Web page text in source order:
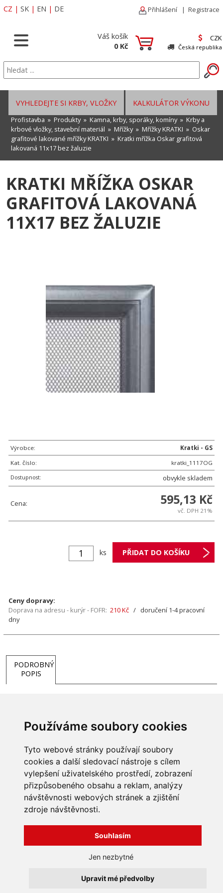
Používáme soubory cookies
Tyto webové stránky používají soubory
cookies a další sledovací nástroje s cílem
vylepšení uživatelského prostředí, zobrazení
přizpůsobeného obsahu a reklam, analýzy
návštěvnosti webových stránek a zjištění
zdroje návštěvnosti.
Souhlasím
Jen nezbytné
Upravit mé předvolby
CZ | SK | EN | DE Přihlášení | Registrace
Váš košík
0 Kč
CZK
Česká republika
KALKULÁTOR VÝKONU
VYHLEDEJTE SI KRBY, VLOŽKY
Profistavba » Produkty» Kamna, krby, sporáky, komíny» Krby a
krbové vložky, stavební materiál » Mřížky» Mřížky KRATKI » Oskar
grafitové lakované mřížky KRATKI » Kratki mřížka Oskar grafitová
lakovaná 11x17 bez žaluzie
KRATKI MŘÍŽKA OSKAR
GRAFITOVÁ LAKOVANÁ
11X17 BEZ ŽALUZIE
Výrobce:
Kratki - GS
Kat. číslo:
kratki_1117OG
Dostupnost:
obvykle skladem
Cena: 595,13 Kč
vč. DPH 21%
ks
Ceny dopravy:
Doprava na adresu - kurýr - FOFR: 210 Kč / doručení 1-4 pracovní
dny
PODROBNÝ
POPIS
INFORMACE
Obchodní podmínky
Zpracování a ochrana
osobních údajů
O nás
Všechna práva vyhrazena